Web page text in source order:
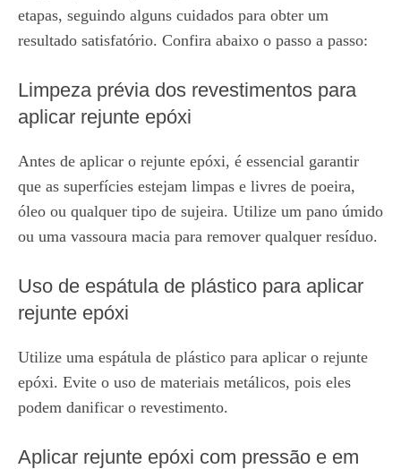
etapas, seguindo alguns cuidados para obter um
resultado satisfatório. Confira abaixo o passo a passo:
Limpeza prévia dos revestimentos para
aplicar rejunte epóxi
Antes de aplicar o rejunte epóxi, é essencial garantir
que as superfícies estejam limpas e livres de poeira,
óleo ou qualquer tipo de sujeira. Utilize um pano úmido
ou uma vassoura macia para remover qualquer resíduo.
Uso de espátula de plástico para aplicar
rejunte epóxi
Utilize uma espátula de plástico para aplicar o rejunte
epóxi. Evite o uso de materiais metálicos, pois eles
podem danificar o revestimento.
Aplicar rejunte epóxi com pressão e em